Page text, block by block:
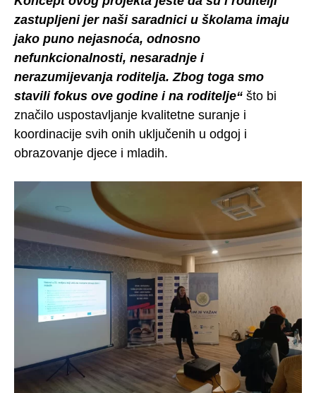
zastupljeni jer naši saradnici u školama imaju
jako puno nejasnoća, odnosno
nefunkcionalnosti, nesaradnje i
nerazumijevanja roditelja. Zbog toga smo
stavili fokus ove godine i na roditelje“ što bi
značilo uspostavljanje kvalitetne suranje i
koordinacije svih onih uključenih u odgoj i
obrazovanje djece i mladih.